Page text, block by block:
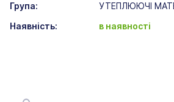
Група:
УТЕПЛЮЮЧІ
Наявність:
в наявності